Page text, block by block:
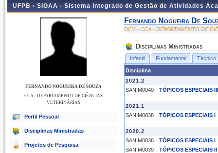
UFPB › SIGAA - Sistema Integrado de Gestão de Atividades
FERNANDO NOGUEIRA DE SOUZA
CCA - DEPARTAMENTO DE CIÊNCIAS
VETERINÁRIAS
Perfil Pessoal
Disciplinas Ministradas
Projetos de Pesquisa
Fernando Nogueira De
DCV - CCA - DEPARTAMENTO DE
Disciplinas Ministradas
Infantil Fundamental Técnico
Disciplina
2021.2
SANIM0040
TÓPICOS ESPECIAIS III
2021.1
SANIM0038
TÓPICOS ESPECIAIS I
2020.2
SANIM0038
TÓPICOS ESPECIAIS I
SANIM0039
TÓPICOS ESPECIAIS II